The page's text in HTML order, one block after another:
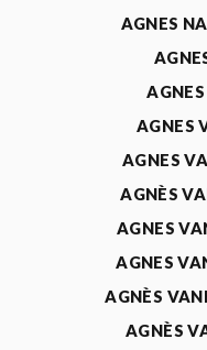
AGNES
AGNES
AGNES
AGNÈS
AGNES
AGNES
AGNÈS
AGNÈS